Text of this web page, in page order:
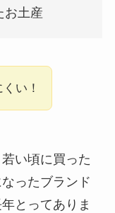
お土産
い！
い頃に買った
ったブランド
とってありま